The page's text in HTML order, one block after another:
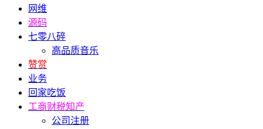
网维
源码
七零八碎
高品质音乐
赞赏
业务
回家吃饭
工商财税知产
公司注册